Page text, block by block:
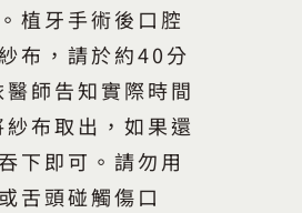
植牙手術後口腔
布，請於約40分
師告知實際時間
布取出，如果還
下即可。請勿用
舌頭碰觸傷口